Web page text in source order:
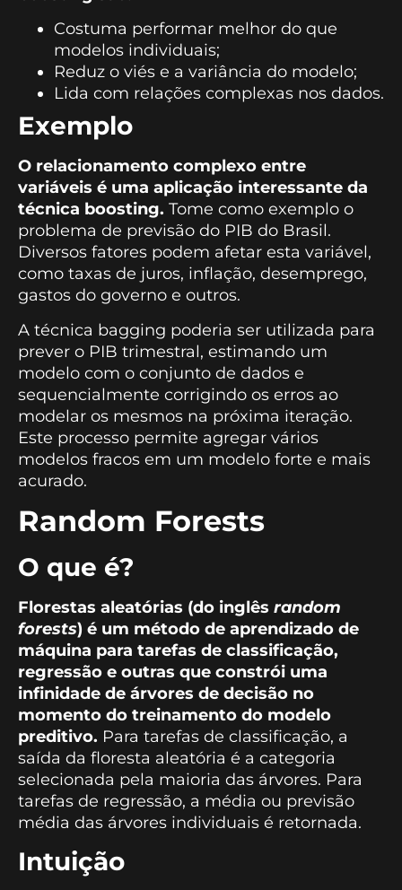
Costuma performar melhor do que
modelos individuais;
Reduz o viés e a variância do modelo;
Lida com relações complexas nos dados.
Exemplo
O relacionamento complexo entre
variáveis é uma aplicação interessante da
técnica boosting. Tome como exemplo o
problema de previsão do PIB do Brasil.
Diversos fatores podem afetar esta variável,
como taxas de juros, inflação, desemprego,
gastos do governo e outros.
A técnica bagging poderia ser utilizada para
prever o PIB trimestral, estimando um
modelo com o conjunto de dados e
sequencialmente corrigindo os erros ao
modelar os mesmos na próxima iteração.
Este processo permite agregar vários
modelos fracos em um modelo forte e mais
acurado.
Random Forests
O que é?
Florestas aleatórias (do inglês random
forests) é um método de aprendizado de
máquina para tarefas de classificação,
regressão e outras que constrói uma
infinidade de árvores de decisão no
momento do treinamento do modelo
preditivo. Para tarefas de classificação, a
saída da floresta aleatória é a categoria
selecionada pela maioria das árvores. Para
tarefas de regressão, a média ou previsão
média das árvores individuais é retornada.
Intuição